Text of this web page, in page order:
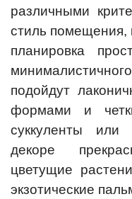
различными
стиль помещения,
планировка
подойдут
формами и
суккуленты или
декоре
цветущие
экзотические